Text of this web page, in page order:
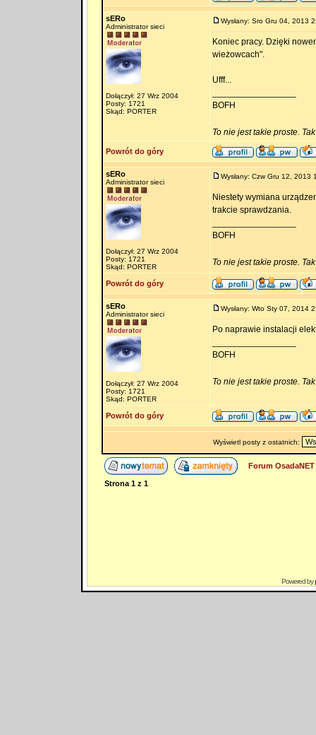
sERo
Administrator sieci
Dołączył: 27 Wrz 2004
Posty: 1721
Skąd: PORTER
Wysłany: Sro Gru 04, 2013
Koniec pracy. Dzięki
wieżowcach".
Ufff...
BOFH
To nie jest takie proste.
Powrót do góry
sERo
Administrator sieci
Dołączył: 27 Wrz 2004
Posty: 1721
Skąd: PORTER
Wysłany: Czw Gru 12, 2013
Niestety wymiana
trakcie sprawdzania.
BOFH
To nie jest takie proste.
Powrót do góry
sERo
Administrator sieci
Dołączył: 27 Wrz 2004
Posty: 1721
Skąd: PORTER
Wysłany: Wto Sty 07, 2014
Po naprawie instalacji
BOFH
To nie jest takie proste.
Powrót do góry
Wyświetl posty z ostatnich:
Forum
Strona 1z 1
Powered by